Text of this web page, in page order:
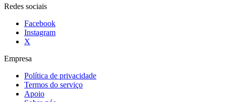
Redes sociais
Facebook
Instagram
X
Empresa
Política de privacidade
Termos do serviço
Apoio